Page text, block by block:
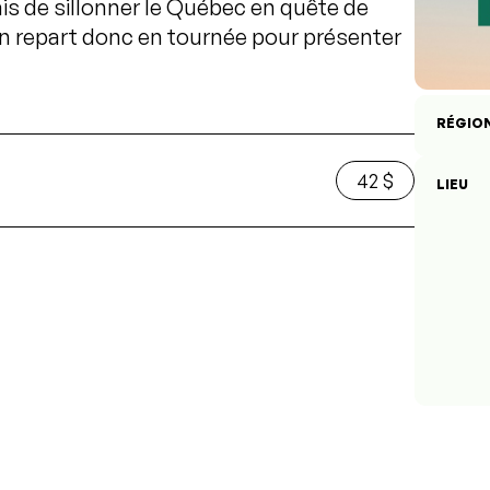
de sillonner le Québec en quête de
repart donc en tournée pour présenter
42 $ LIEU